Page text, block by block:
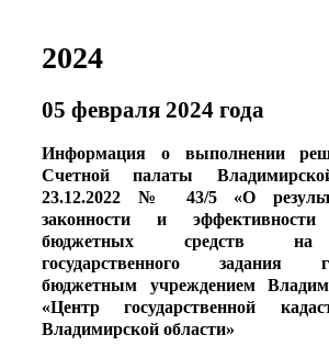
2024
05 февраля 2024 года
Информация о выполнении
Счетной палаты
23.12.2022 № 43/5 «О
законности и эффективности
бюджетных средств на
государственного задания
бюджетным учреждением
«Центр государственной
Владимирской области»